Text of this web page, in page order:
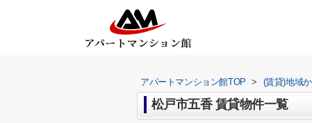
アパートマンション館TOP > (賃貸)地域
松戸市五香 賃貸物件一覧